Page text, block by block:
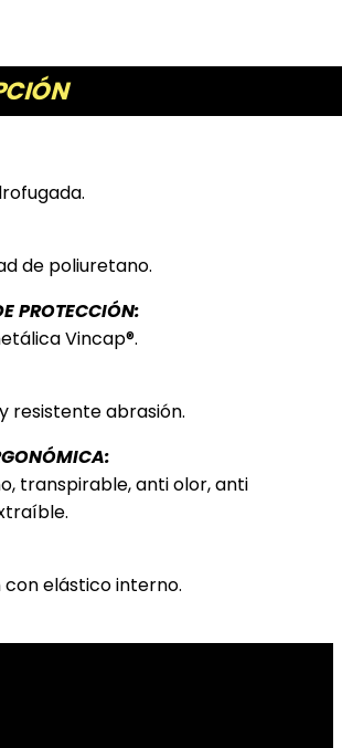
de poliuretano.
PROTECCIÓN:
Vincap®.
resistente abrasión.
transpirable, anti olor, anti
elástico interno.